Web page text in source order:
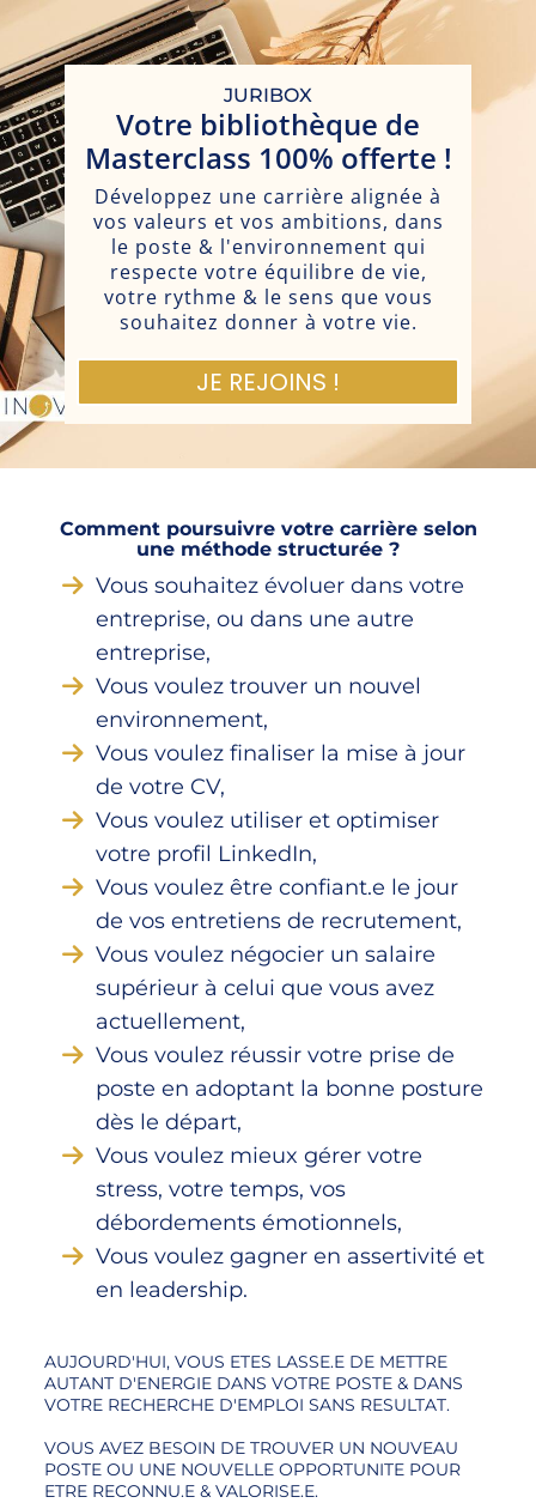
JURIBOX
Votre bibliothèque de
Masterclass 100% offerte !
Développez une carrière alignée à
vos valeurs et vos ambitions, dans
le poste & l'environnement qui
respecte votre équilibre de vie,
votre rythme & le sens que vous
souhaitez donner à votre vie.
JE REJOINS !
Comment poursuivre votre carrière selon
une méthode structurée ?
Vous souhaitez évoluer dans votre
entreprise, ou dans une autre
entreprise,
Vous voulez trouver un nouvel
environnement,
Vous voulez finaliser la mise à jour
de votre CV,
Vous voulez utiliser et optimiser
votre profil LinkedIn,
Vous voulez être confiant.e le jour
de vos entretiens de recrutement,
Vous voulez négocier un salaire
supérieur à celui que vous avez
actuellement,
Vous voulez réussir votre prise de
poste en adoptant la bonne posture
dès le départ,
Vous voulez mieux gérer votre
stress, votre temps, vos
débordements émotionnels,
Vous voulez gagner en assertivité et
en leadership.
AUJOURD'HUI, VOUS ETES LASSE.E DE METTRE
AUTANT D'ENERGIE DANS VOTRE POSTE & DANS
VOTRE RECHERCHE D'EMPLOI SANS RESULTAT.
VOUS AVEZ BESOIN DE TROUVER UN NOUVEAU
POSTE OU UNE NOUVELLE OPPORTUNITE POUR
ETRE RECONNU.E & VALORISE.E.